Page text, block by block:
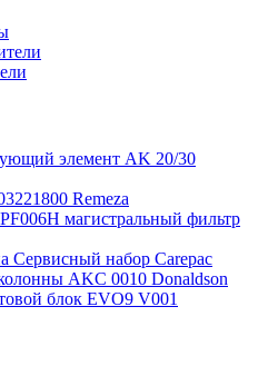
элемент AK 20/30
Remeza
магистральный фильтр
Сервисный набор Carepac
AKC 0010 Donaldson
блок EVO9 V001